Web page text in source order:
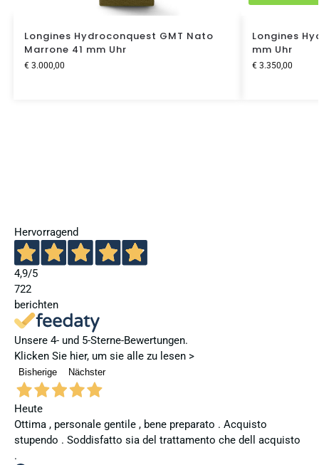
Longines Hydroconquest GMT Nato
Marrone 41 mm Uhr
€3.000,00
Longines
mm Uhr
€3.350,00
Hervorragend
4,9/5
722
berichten
Unsere 4- und 5-Sterne-Bewertungen.
Klicken Sie hier, um sie alle zu lesen >
Bisherige Nächster
Heute
Ottima , personale gentile , bene preparato . Acquisto
stupendo . Soddisfatto sia del trattamento che dell acquisto
.